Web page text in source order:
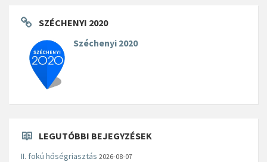
SZÉCHENYI 2020
Széchenyi 2020
LEGUTÓBBI BEJEGYZÉSEK
II. fokú hőségriasztás 2026-08-07